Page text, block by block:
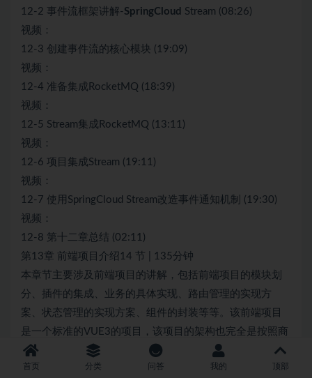
12-2 事件流框架讲解-SpringCloud Stream (08:26)
视频：
12-3 创建事件流的核心模块 (19:09)
视频：
12-4 准备集成RocketMQ (18:39)
视频：
12-5 Stream集成RocketMQ (13:11)
视频：
12-6 项目集成Stream (19:11)
视频：
12-7 使用SpringCloud Stream改造事件通知机制 (19:30)
视频：
12-8 第十二章总结 (02:11)
第13章 前端项目介绍14 节 | 135分钟
本章节主要涉及前端项目的讲解，包括前端项目的模块划
分、插件的集成、业务的具体实现、路由管理的实现方
案、状态管理的实现方案、组件的封装等等。该前端项目
是一个标准的VUE3的项目，该项目的架构也完全是按照商
业级的产品模块划分水准来做，内容丰富，可学性极强。…
首页 分类 问答 我的 顶部